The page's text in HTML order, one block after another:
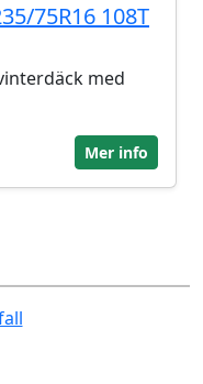
75R16 108T
med
Mer info